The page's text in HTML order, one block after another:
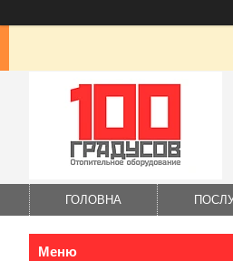
ГОЛОВНА